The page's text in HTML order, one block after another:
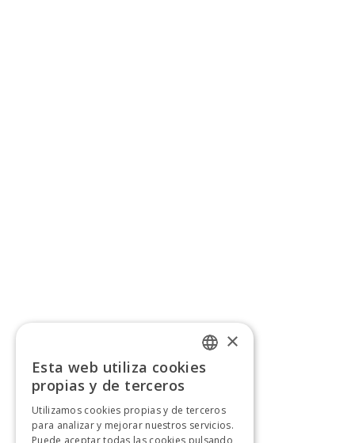
×
Esta web utiliza cookies
propias y de terceros
Utilizamos cookies propias y de terceros
para analizar y mejorar nuestros servicios.
Puede aceptar todas las cookies pulsando